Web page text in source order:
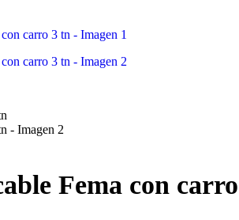
Fema con